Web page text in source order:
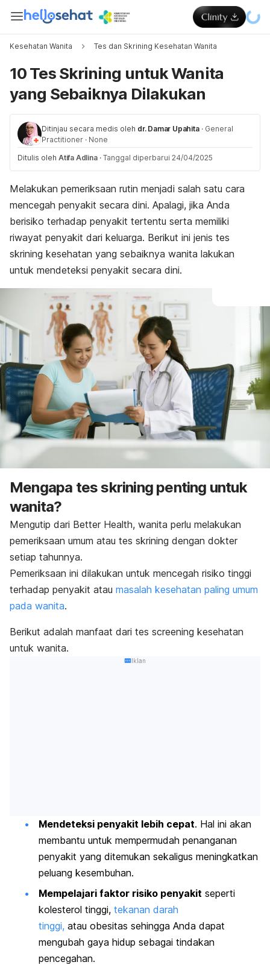
Kesehatan Wanita Tes dan Skrining Kesehatan Wanita
10 Tes Skrining untuk Wanita
yang Sebaiknya Dilakukan
Ditinjau secara medis oleh dr. Damar Upahita · General
Practitioner · None
Ditulis oleh Atifa Adlina · Tanggal diperbarui 24/04/2025
Melakukan pemeriksaan rutin menjadi salah satu cara
mencegah penyakit secara dini. Apalagi, jika Anda
berisiko terhadap penyakit tertentu serta memiliki
riwayat penyakit dari keluarga. Berikut ini jenis tes
skrining kesehatan yang sebaiknya wanita lakukan
untuk mendeteksi penyakit secara dini.
Mengapa tes skrining penting untuk
wanita?
Mengutip dari Better Health, wanita perlu melakukan
pemeriksaan umum atau tes skrining dengan dokter
setiap tahunnya.
Pemeriksaan ini dilakukan untuk mencegah risiko tinggi
terhadap penyakit atau masalah kesehatan paling umum
pada wanita.
Berikut adalah manfaat dari tes screening kesehatan
untuk wanita.
Iklan
Mendeteksi penyakit lebih cepat. Hal ini akan
membantu untuk mempermudah penanganan
penyakit yang ditemukan sekaligus meningkatkan
peluang kesembuhan.
Mempelajari faktor risiko penyakit seperti
kolesterol tinggi, tekanan darah
tinggi, atau obesitas sehingga Anda dapat
mengubah gaya hidup sebagai tindakan
pencegahan.